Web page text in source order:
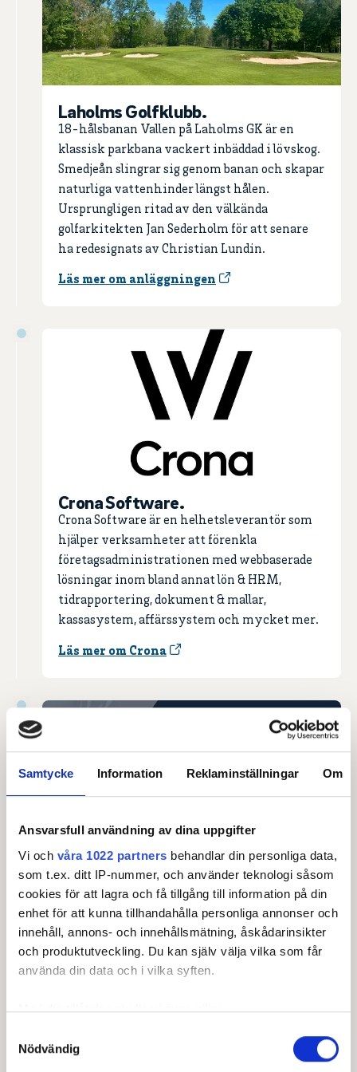
Samtycke Information Reklaminställningar Om
Ansvarsfull användning av dina uppgifter
Vi och våra 1022 partners behandlar din personliga data,
som t.ex. ditt IP-nummer, och använder teknologi såsom
cookies för att lagra och få tillgång till information på din
enhet för att kunna tillhandahålla personliga annonser och
innehåll, annons- och innehållsmätning, åskådarinsikter
och produktutveckling. Du kan själv välja vilka som får
använda din data och i vilka syften.
Med din tillåtelse skulle vi även vilja:
kan ha en noggrannhet på upp till flera meter
Nödvändig
Laholms Golfklubb.
18-hålsbanan Vallen på Laholms GK är en
klassisk parkbana vackert inbäddad i lövskog.
Smedjeån slingrar sig genom banan och skapar
naturliga vattenhinder längst hålen.
Ursprungligen ritad av den välkända
golfarkitekten Jan Sederholm för att senare
ha redesignats av Christian Lundin.
Läs mer om anläggningen
Crona Software.
Crona Software är en helhetsleverantör som
hjälper verksamheter att förenkla
företagsadministrationen med webbaserade
lösningar inom bland annat lön & HRM,
tidrapportering, dokument & mallar,
kassasystem, affärssystem och mycket mer.
Läs mer om Crona
Cutter & Buck Tour.
Cutter & Buck Tour är den högsta proffstouren
för herrar i Sverige. Tillsammans med danska
Ecco Tour utgör touren den nordiska
sattelittouren Nordic Golf League. De fem
högst placerade spelarna på Nordic Golf
spelrättigheter på HotelPlanner Tour,
nästkommande år.